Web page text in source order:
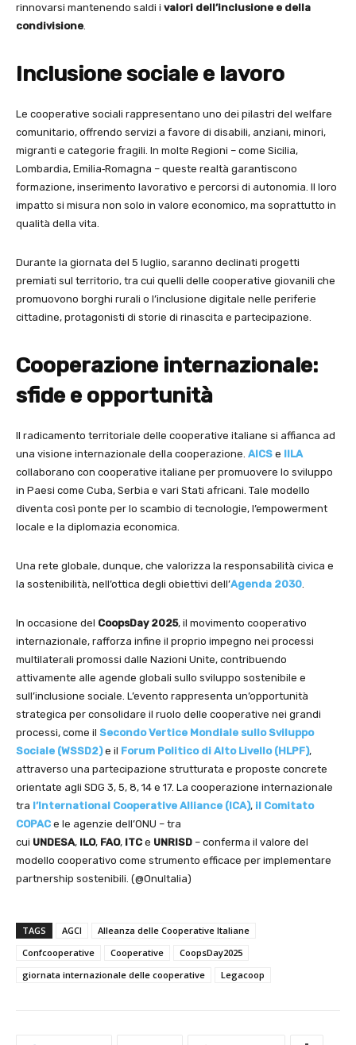
rinnovarsi mantenendo saldi i valori dell’inclusione e della
condivisione
Inclusione sociale e lavoro
Le cooperative sociali rappresentano uno dei pilastri del welfare
comunitario, offrendo servizi a favore di disabili, anziani, minori,
migranti e categorie fragili. In molte Regioni – come Sicilia,
Lombardia, Emilia‑Romagna – queste realtà garantiscono
formazione, inserimento lavorativo e percorsi di autonomia. Il loro
impatto si misura non solo in valore economico, ma soprattutto in
qualità della vita.
Durante la giornata del 5 luglio, saranno declinati progetti
premiati sul territorio, tra cui quelli delle cooperative giovanili che
promuovono borghi rurali o l’inclusione digitale nelle periferie
cittadine, protagonisti di storie di rinascita e partecipazione.
Cooperazione internazionale:
sfide e opportunità
Il radicamento territoriale delle cooperative italiane si affianca ad
una visione internazionale della cooperazione. AICS e IILA
collaborano con cooperative italiane per promuovere lo sviluppo
in Paesi come Cuba, Serbia e vari Stati africani. Tale modello
diventa così ponte per lo scambio di tecnologie, l’empowerment
locale e la diplomazia economica.
Una rete globale, dunque, che valorizza la responsabilità civica e
la sostenibilità, nell’ottica degli obiettivi dell’Agenda 2030
In occasione del CoopsDay 2025, il movimento cooperativo
internazionale, rafforza infine il proprio impegno nei processi
multilaterali promossi dalle Nazioni Unite, contribuendo
attivamente alle agende globali sullo sviluppo sostenibile e
sull’inclusione sociale. L’evento rappresenta un’opportunità
strategica per consolidare il ruolo delle cooperative nei grandi
processi, come il Secondo Vertice Mondiale sullo Sviluppo
Sociale (WSSD2)e il Forum Politico di Alto Livello (HLPF),
attraverso una partecipazione strutturata e proposte concrete
orientate agli SDG 3, 5, 8, 14 e 17. La cooperazione internazionale
tra l’International Cooperative Alliance (ICA), il Comitato
COPAC e le agenzie dell’ONU – tra
cui UNDESA, ILO, FAO, ITC e UNRISD – conferma il valore del
modello cooperativo come strumento efficace per implementare
partnership sostenibili. (@OnuItalia)
TAGS AGCI
Alleanza delle Cooperative Italiane
Confcooperative
Cooperative
CoopsDay2025
giornata internazionale delle cooperative
Legacoop